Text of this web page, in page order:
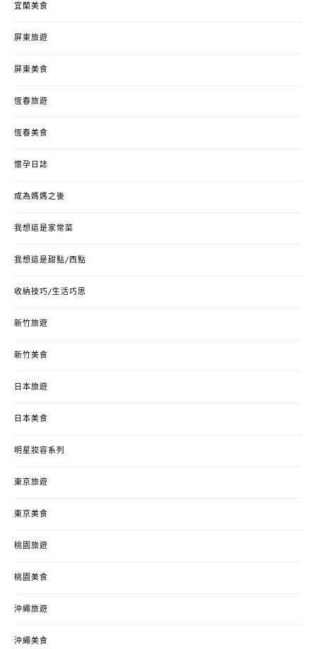
宜蘭美食
屏東旅遊
屏東美食
恆春旅遊
恆春美食
懷孕日誌
成為媽媽之後
我想這是家常菜
我想這是甜點/西點
收納技巧/生活巧思
新竹旅遊
新竹美食
日本旅遊
日本美食
明星妝容系列
東京旅遊
東京美食
桃園旅遊
桃園美食
沖繩旅遊
沖繩美食